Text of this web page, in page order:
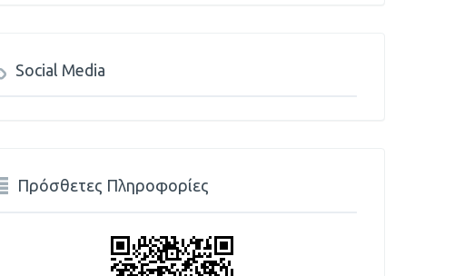
Social Media
Πρόσθετες Πληροφορίες